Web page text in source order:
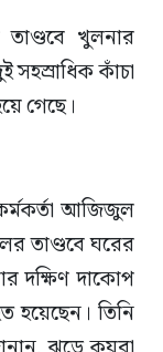
খুলনার
কাঁচা
গেছে।
আজিজুল
তাণ্ডবে ঘরের
দক্ষিণ দাকোপ
হয়েছেন। তিনি
ঝড়ে কয়রা